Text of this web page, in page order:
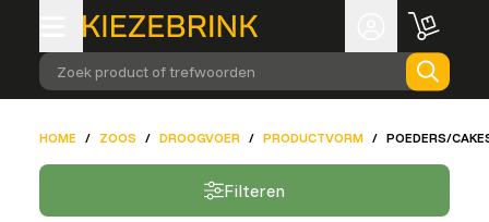
Zoek product of trefwoorden
HOME / ZOOS / DROOGVOER / PRODUCTVORM / POEDERS/
Filteren